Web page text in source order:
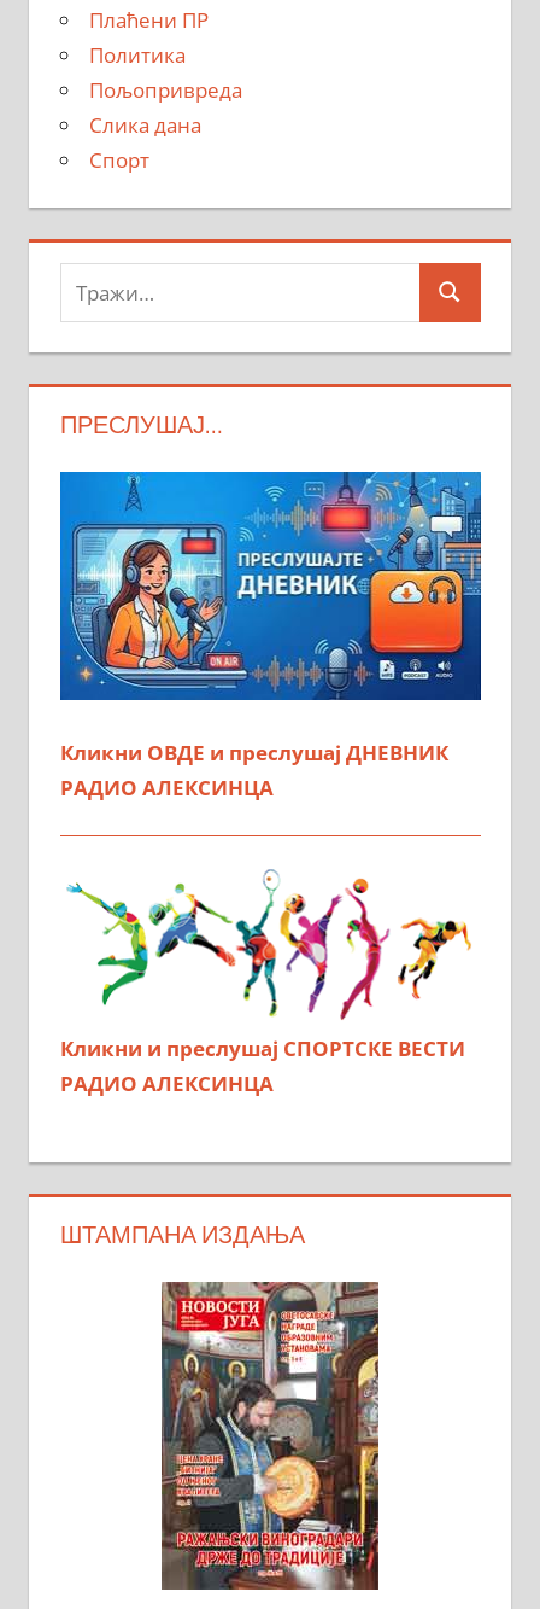
Плаћени ПР
Политика
Пољопривреда
Слика дана
Спорт
Тражи:
Search
ПРЕСЛУШАЈ…
Кликни ОВДЕ и преслушај ДНЕВНИК
РАДИО АЛЕКСИНЦА
Кликни и преслушај СПОРТСКЕ ВЕСТИ
РАДИО АЛЕКСИНЦА
ШТАМПАНА ИЗДАЊА